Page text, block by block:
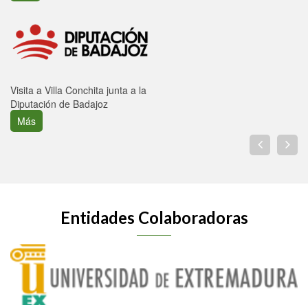
Visita a Villa Conchita junta a la
Diputación de Badajoz
Más
Entidades Colaboradoras